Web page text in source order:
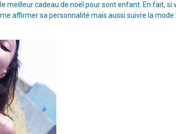
meilleur cadeau de noël pour sont enfant. En fait,
affirmer sa personnalité mais aussi suivre la mode